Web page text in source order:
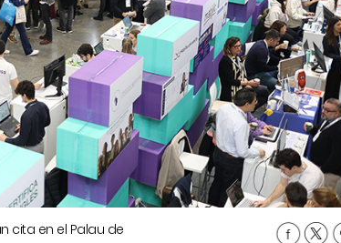
cita en el Palau de